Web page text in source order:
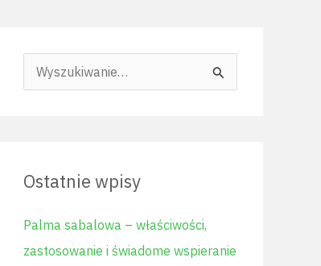
a
d
l
Ostatnie wpisy
Palma sabalowa – właściwości,
zastosowanie i świadome wspieranie